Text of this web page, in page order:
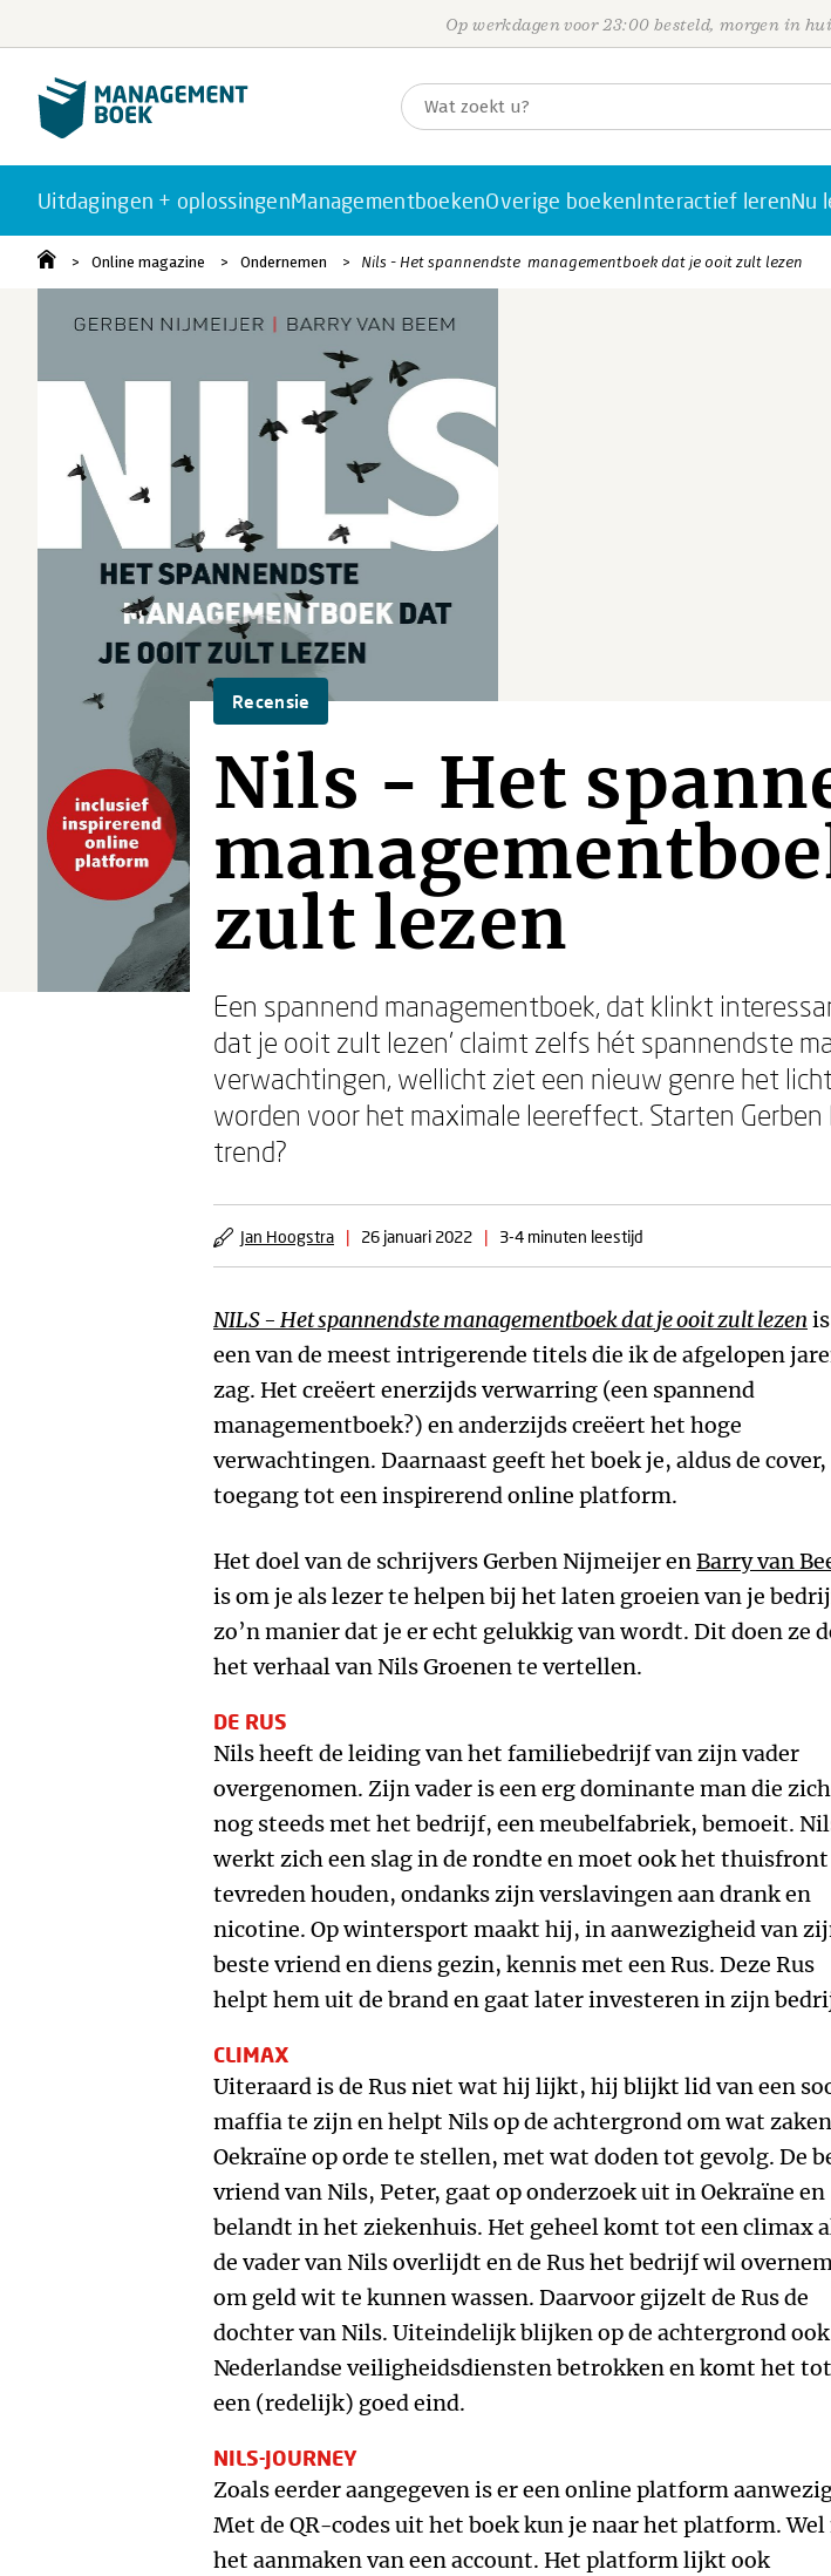
Op werkdagen voor 23:00 besteld, morgen in
Uitdagingen + oplossingenManagementboekenOverige boekenInteractief lerenNu
Online magazine Ondernemen Nils - Het spannendste managementboek dat je ooit zult lezen
Recensie
Nils - Het
zult lezen
Een spannend managementboek, dat klinkt
dat je ooit zult lezen’ claimt zelfs hét spannendste
verwachtingen, wellicht ziet een nieuw genre het
worden voor het maximale leereffect. Starten
trend?
Jan Hoogstra | 26 januari 2022 | 3-4 minuten leestijd
NILS - Het spannendste managementboek dat je ooit zult lezen is
een van de meest intrigerende titels die ik de afgelopen
zag. Het creëert enerzijds verwarring (een spannend
managementboek?) en anderzijds creëert het hoge
verwachtingen. Daarnaast geeft het boek je, aldus de cover,
toegang tot een inspirerend online platform.
Het doel van de schrijvers Gerben Nijmeijer enBarry van
is om je als lezer te helpen bij het laten groeien van je
zo’n manier dat je er echt gelukkig van wordt. Dit doen ze
het verhaal van Nils Groenen te vertellen.
DE RUS
Nils heeft de leiding van het familiebedrijf van zijn vader
overgenomen. Zijn vader is een erg dominante man die zich
nog steeds met het bedrijf, een meubelfabriek, bemoeit.
werkt zich een slag in de rondte en moet ook het thuisfront
tevreden houden, ondanks zijn verslavingen aan drank en
nicotine. Op wintersport maakt hij, in aanwezigheid van
beste vriend en diens gezin, kennis met een Rus. Deze Rus
helpt hem uit de brand en gaat later investeren in zijn
CLIMAX
Uiteraard is de Rus niet wat hij lijkt, hij blijkt lid van een
maffia te zijn en helpt Nils op de achtergrond om wat
Oekraïne op orde te stellen, met wat doden tot gevolg. De
vriend van Nils, Peter, gaat op onderzoek uit in Oekraïne en
belandt in het ziekenhuis. Het geheel komt tot een climax
de vader van Nils overlijdt en de Rus het bedrijf wil
om geld wit te kunnen wassen. Daarvoor gijzelt de Rus de
dochter van Nils. Uiteindelijk blijken op de achtergrond ook
Nederlandse veiligheidsdiensten betrokken en komt het tot
een (redelijk) goed eind.
NILS-JOURNEY
Zoals eerder aangegeven is er een online platform
Met de QR-codes uit het boek kun je naar het platform. Wel
het aanmaken van een account. Het platform lijkt ook